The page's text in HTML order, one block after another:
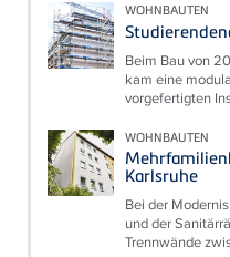
WOHNBAUTEN
Beim Bau von
kam eine
vorgefertigten
WOHNBAUTEN
Karlsruhe
Bei der
und der
Trennwände